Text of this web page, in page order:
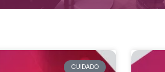
CUIDADO